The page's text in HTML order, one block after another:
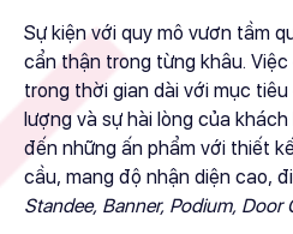
Sự kiện với quy mô vươn tầm
cẩn thận trong từng khâu.
trong thời gian dài với mục
lượng và sự hài lòng của
đến những ấn phẩm với thiết
cầu, mang độ nhận diện cao,
Standee, Banner, Podium, Door